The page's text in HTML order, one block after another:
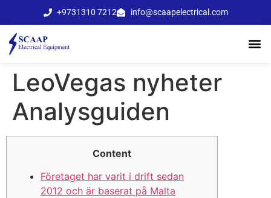
+9731310 7212 info@scaapelectrical.com
LeoVegas nyheter
Analysguiden
Content
Företaget har varit i drift sedan
2012 och är baserat på Malta